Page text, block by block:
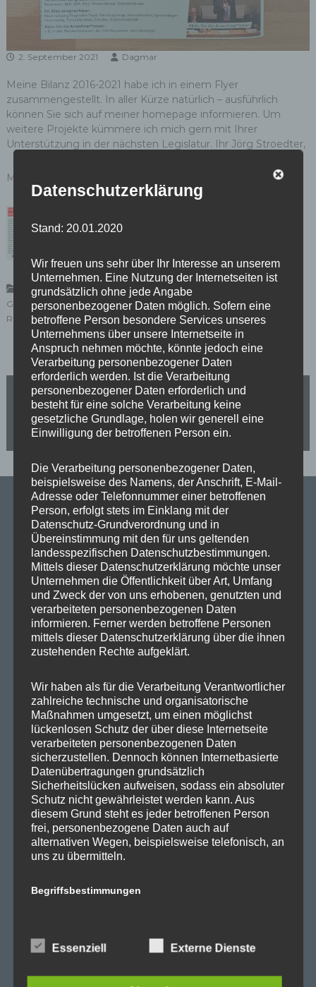
2. September 2021 Dagmar
Meine Bilanz 2016-2021 habe ich in einem Flyer
zusammengestellt. In aller Kürze natürlich – ausführlich
können Sie sich auf meiner homepage informieren. Um
weitere Projekte kümmere ich mich gern mit Ihrer
Unterstützung in der nächsten Legislatur. Ihr Jörg Stroedter,
MdA
Aktuelles,Mein Wahlkreis Abgeordnetenhaus
Guynemer,Flughafen,Mäckeritzwiesen,Nachnutzung Tegel,
Reinickendorf,SPD
i
Jetzt Kapitel Wirtschaftsverkehr im Parlament
beschließen
Informationsveranstaltung in den Mäckeritzwiesen:
endlich Schutz vor Starkregen
SPD Links
SPD in Europaparlament
SPD Deutschland
SPD Bundestragsfraktion
SPD Berlin
SPD Reinickendorf
SPD Fraktion in der BVV
SPD Berliner Mitte
Wichtige Links
SPD in Startseite
Datenschutzerklärung
Stand: 20.01.2020
Wir freuen uns sehr über Ihr Interesse an unserem
Unternehmen. Eine Nutzung der Internetseiten ist
grundsätzlich ohne jede Angabe
personenbezogener Daten möglich. Sofern eine
betroffene Person besondere Services unseres
Unternehmens über unsere Internetseite in
Anspruch nehmen möchte, könnte jedoch eine
Verarbeitung personenbezogener Daten
erforderlich werden. Ist die Verarbeitung
personenbezogener Daten erforderlich und
besteht für eine solche Verarbeitung keine
gesetzliche Grundlage, holen wir generell eine
Einwilligung der betroffenen Person ein.
Die Verarbeitung personenbezogener Daten,
beispielsweise des Namens, der Anschrift, E-Mail-
Adresse oder Telefonnummer einer betroffenen
Person, erfolgt stets im Einklang mit der
Datenschutz-Grundverordnung und in
Übereinstimmung mit den für uns geltenden
landesspezifischen Datenschutzbestimmungen.
Mittels dieser Datenschutzerklärung möchte unser
Unternehmen die Öffentlichkeit über Art, Umfang
und Zweck der von uns erhobenen, genutzten und
verarbeiteten personenbezogenen Daten
informieren. Ferner werden betroffene Personen
mittels dieser Datenschutzerklärung über die ihnen
zustehenden Rechte aufgeklärt.
Wir haben als für die Verarbeitung Verantwortlicher
zahlreiche technische und organisatorische
Maßnahmen umgesetzt, um einen möglichst
lückenlosen Schutz der über diese Internetseite
verarbeiteten personenbezogenen Daten
sicherzustellen. Dennoch können Internetbasierte
Datenübertragungen grundsätzlich
Sicherheitslücken aufweisen, sodass ein absoluter
Schutz nicht gewährleistet werden kann. Aus
diesem Grund steht es jeder betroffenen Person
frei, personenbezogene Daten auch auf
alternativen Wegen, beispielsweise telefonisch, an
uns zu übermitteln.
Begriffsbestimmungen
Richtlinien- und Verordnungsgeber beim Erlass
verwendet wurden. Unsere Datenschutzerklärung
Essenziell Externe Dienste